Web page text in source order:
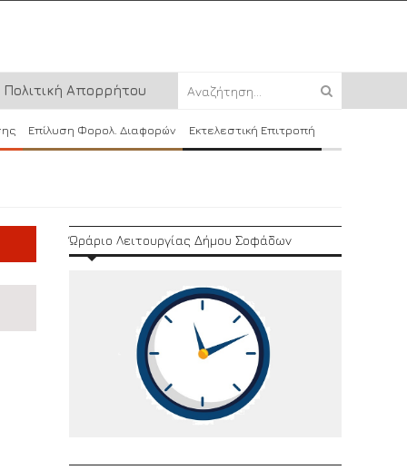
Πολιτική Απορρήτου
Επίλυση Φορολ. Διαφορών Εκτελεστική Επιτροπή
Ώράριο Λειτουργίας Δήμου Σοφάδων